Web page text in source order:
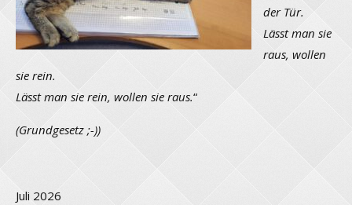
der Tür.
Lässt man sie
raus, wollen
sie rein.
Lässt man sie rein, wollen sie raus.“
(Grundgesetz ;-))
Juli 2026